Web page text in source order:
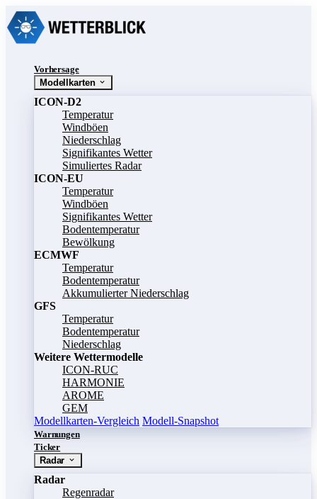
Vorhersage
Modellkarten
ICON-D2
Temperatur
Windböen
Niederschlag
Signifikantes Wetter
Simuliertes Radar
ICON-EU
Temperatur
Windböen
Signifikantes Wetter
Bodentemperatur
Bewölkung
ECMWF
Temperatur
Bodentemperatur
Akkumulierter Niederschlag
GFS
Temperatur
Bodentemperatur
Niederschlag
Weitere Wettermodelle
ICON-RUC
HARMONIE
AROME
GEM
Modellkarten-Vergleich Modell-Snapshot
Warnungen
Ticker
Radar
Radar
Regenradar